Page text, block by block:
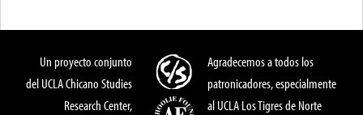
Un proyecto conjunto
del UCLA Chicano Studies
Research Center,
Agradecemos a todos los
patronicadores, especialmente
al UCLA Los Tigres de Norte